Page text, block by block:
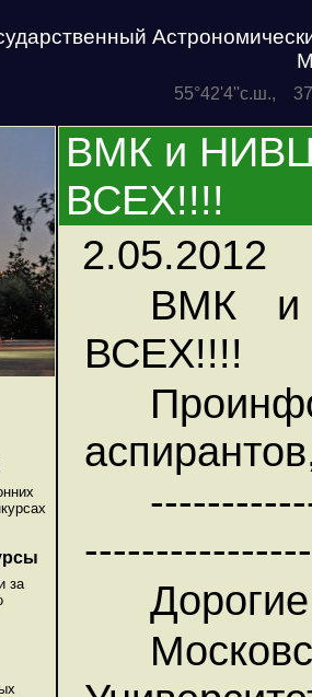
55°42'4''с.ш.,
за
ВМК и
ВСЕХ!!!!
2.05.2012
ВМК и
ВСЕХ!!!!